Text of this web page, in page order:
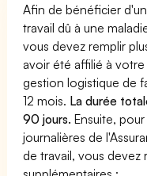
Afin de bénéficier
travail dû à une
vous devez remplir
avoir été affilié à
gestion logistique de
12 mois. La durée
90 jours. Ensuite,
journalières de
de travail, vous